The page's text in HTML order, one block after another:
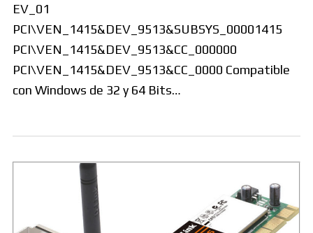
EV_01
PCI\VEN_1415&DEV_9513&SUBSYS_00001415
PCI\VEN_1415&DEV_9513&CC_000000
PCI\VEN_1415&DEV_9513&CC_0000 Compatible
con Windows de 32 y 64 Bits…